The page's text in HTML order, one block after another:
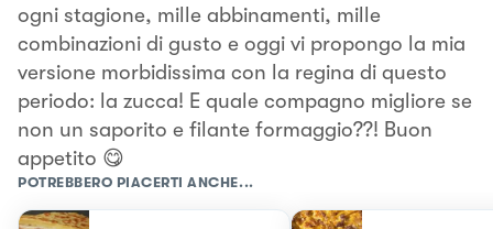
ogni stagione, mille abbinamenti, mille
combinazioni di gusto e oggi vi propongo la mia
versione morbidissima con la regina di questo
periodo: la zucca! E quale compagno migliore se
non un saporito e filante formaggio??! Buon
appetito 😋
POTREBBERO PIACERTI ANCHE...